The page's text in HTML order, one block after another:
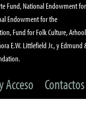
Fund, National Endowment for
Endowment for the
Fund for Folk Culture,
E.W. Littlefield Jr., y Edmund
Acceso